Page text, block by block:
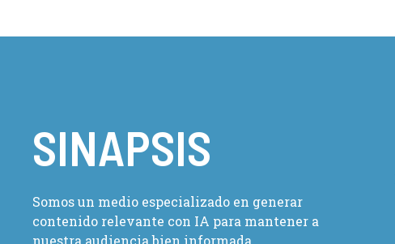
SINAPSIS
Somos un medio especializado en generar
contenido relevante con IA para mantener a